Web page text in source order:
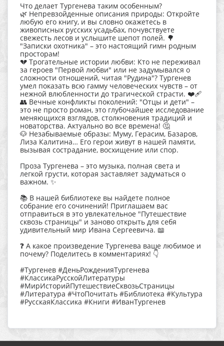
Что делает Тургенева таким особенным?
🌿 Непревзойденные описания природы: Откройте
любую его книгу, и вы словно окажетесь в
живописных русских усадьбах, почувствуете
свежесть лесов и услышите шепот полей. 🌳
"Записки охотника" – это настоящий гимн родным
просторам!
💔 Трогательные истории любви: Кто не переживал
за героев "Первой любви" или не задумывался о
сложности отношений, читая "Рудина"? Тургенев
умел показать всю гамму человеческих чувств – от
нежной влюбленности до трагической страсти. ❤️‍🩹
👥 Вечные конфликты поколений: "Отцы и дети" –
это не просто роман, это глубочайшее исследование
меняющихся взглядов, столкновения традиций и
новаторства. Актуально во все времена! 🤔
🐶 Незабываемые образы: Муму, Герасим, Базаров,
Лиза Калитина… Его герои живут в нашей памяти,
вызывая сострадание, восхищение или спор.
Проза Тургенева – это музыка, полная света и
легкой грусти, которая заставляет задуматься о
важном. ✨
📚 В нашей библиотеке вы найдете полное
собрание его сочинений! Приглашаем вас
отправиться в это увлекательное "Путешествие
сквозь страницы" и заново открыть для себя
удивительный мир Ивана Сергеевича. 📖
❓ А какое произведение Тургенева ваше любимое и
почему? Поделитесь в комментариях! 👇
#Тургенев #ДеньРожденияТургенева
#КлассикаРусскойЛитературы
#МирИсторийПутешествиеСквозьСтраницы
#Литература #ЧтоПочитать #Библиотека #Культура
#РусскаяКлассика #Книги #ИванТургенев